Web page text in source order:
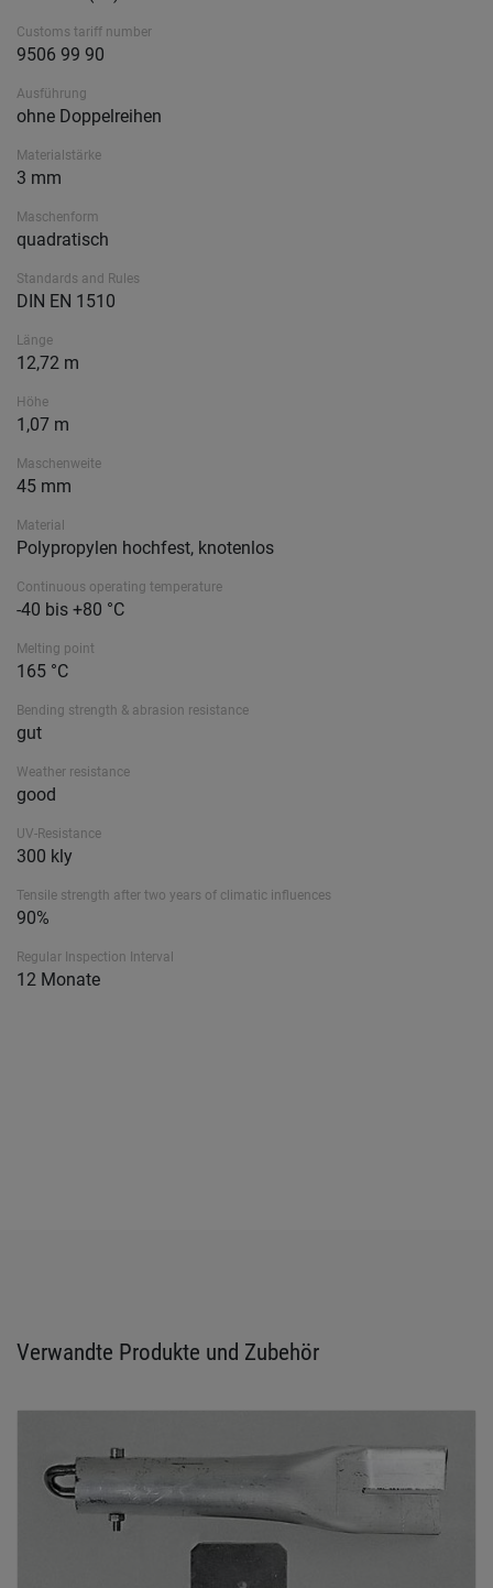
Customs tariff number
9506 99 90
Ausführung
ohne Doppelreihen
Materialstärke
3 mm
Maschenform
quadratisch
Standards and Rules
DIN EN 1510
Länge
12,72 m
Höhe
1,07 m
Maschenweite
45 mm
Material
Polypropylen hochfest, knotenlos
Continuous operating temperature
-40 bis +80 °C
Melting point
165 °C
Bending strength & abrasion resistance
gut
Weather resistance
good
UV-Resistance
300 kly
Tensile strength after two years of climatic influences
90%
Regular Inspection Interval
12 Monate
Verwandte Produkte und Zubehör